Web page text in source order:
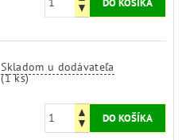
Skladom u dodávateľa
(1 ks)